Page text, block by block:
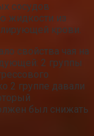
сосудов
жидкости из
крови.
свойства чая на
2 группы
2 группе давали
был снижать